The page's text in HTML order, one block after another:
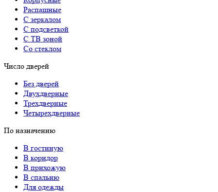
Распашные
С зеркалом
С подсветкой
С ТВ зоной
Со стеклом
Число дверей
Без дверей
Двухдверные
Трехдверные
Четырехдверные
По назначению
В гостиную
В коридор
В прихожую
В спальню
Для одежды